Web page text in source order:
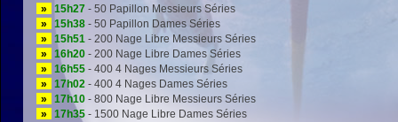
»
15h27 - 50 Papillon Messieurs Séries
»
15h38 - 50 Papillon Dames Séries
»
15h51 - 200 Nage Libre Messieurs Séries
»
16h20 - 200 Nage Libre Dames Séries
»
16h55 - 400 4 Nages Messieurs Séries
»
17h02 - 400 4 Nages Dames Séries
»
17h10 - 800 Nage Libre Messieurs Séries
»
17h35 - 1500 Nage Libre Dames Séries